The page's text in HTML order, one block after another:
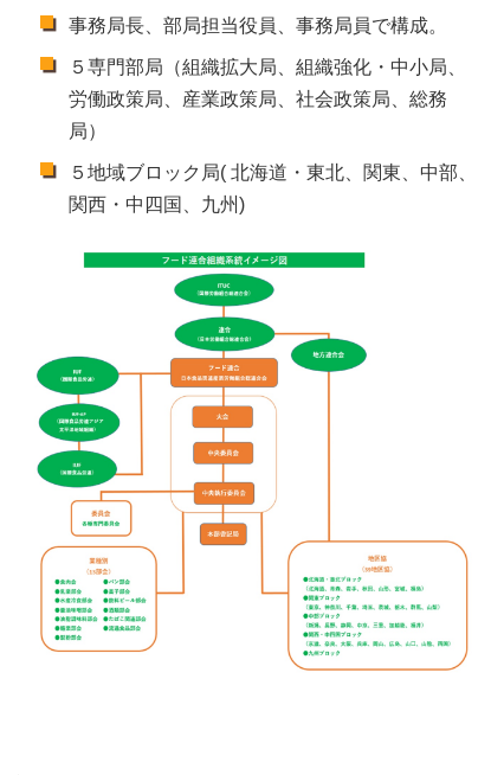
事務局長、部局担当役員、事務局員で構成。
５専門部局（組織拡大局、組織強化・中小局、
労働政策局、産業政策局、社会政策局、総務
局）
５地域ブロック局( 北海道・東北、関東、中部、
関西・中四国、九州)